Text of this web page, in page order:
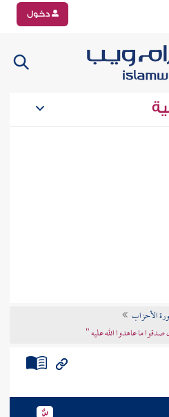
دخول
الأحزاب
صدقوا ما عاهدوا الله عليه "